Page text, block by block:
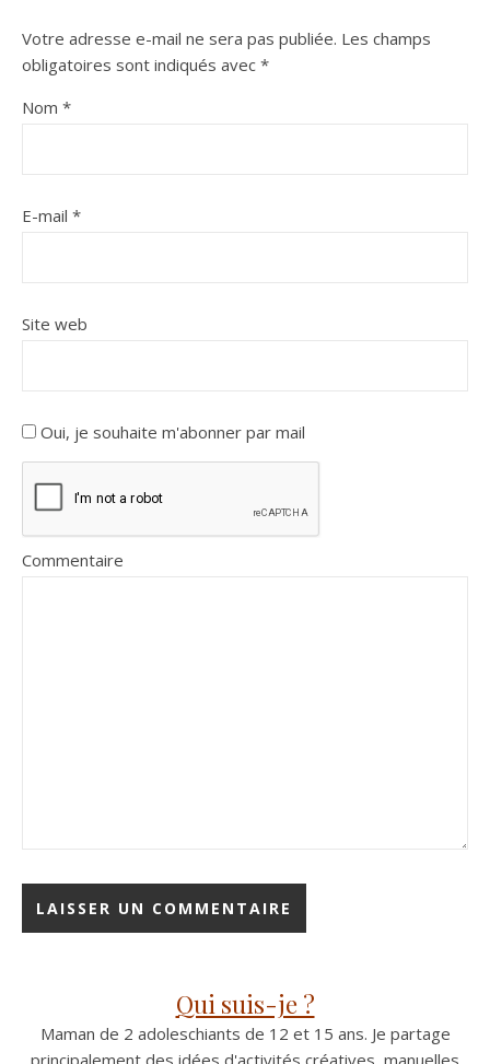
Votre adresse e-mail ne sera pas publiée. Les champs
obligatoires sont indiqués avec *
Nom *
E-mail *
Site web
Oui, je souhaite m'abonner par mail
Commentaire
Qui suis-je ?
Maman de 2 adoleschiants de 12 et 15 ans. Je partage